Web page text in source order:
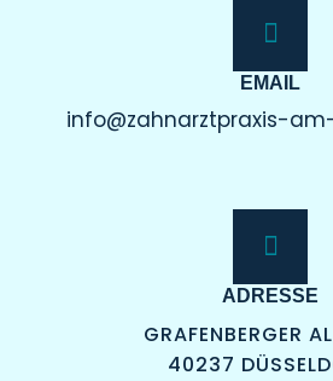
EMAIL
info@zahnarztpraxis-
ADRESSE
GRAFENBERGER
40237